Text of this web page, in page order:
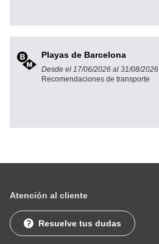
Playas de Barcelona
Desde el 17/06/2026 al 31/08/2026
Recomendaciones de transporte
Atención al cliente
Resuelve tus dudas